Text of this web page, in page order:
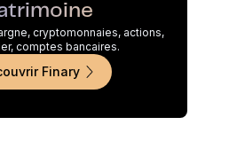
cryptomonnaies, actions,
comptes bancaires.
Finary